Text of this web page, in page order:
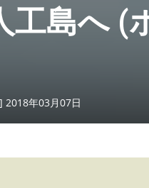
工島へ (
2018年03月07日